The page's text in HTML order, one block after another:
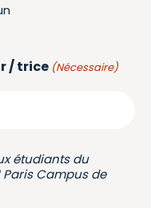
/ trice (Nécessaire)
étudiants du
Paris Campus de